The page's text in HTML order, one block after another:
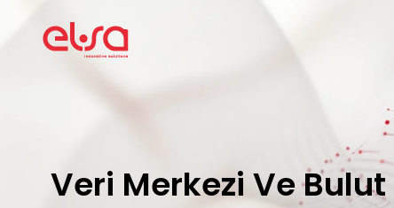
Veri Merkezi Ve Bulut